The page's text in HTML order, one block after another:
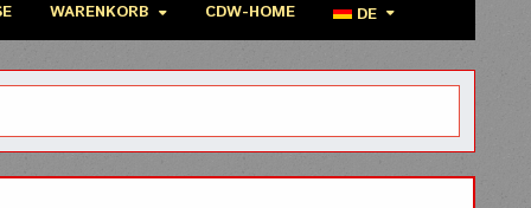
WARENKORB CDW-HOME DE